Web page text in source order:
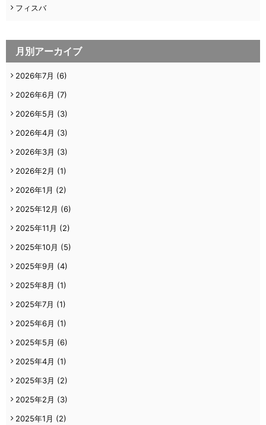
フィスバ
月別アーカイブ
2026年7月 (6)
2026年6月 (7)
2026年5月 (3)
2026年4月 (3)
2026年3月 (3)
2026年2月 (1)
2026年1月 (2)
2025年12月 (6)
2025年11月 (2)
2025年10月 (5)
2025年9月 (4)
2025年8月 (1)
2025年7月 (1)
2025年6月 (1)
2025年5月 (6)
2025年4月 (1)
2025年3月 (2)
2025年2月 (3)
2025年1月 (2)